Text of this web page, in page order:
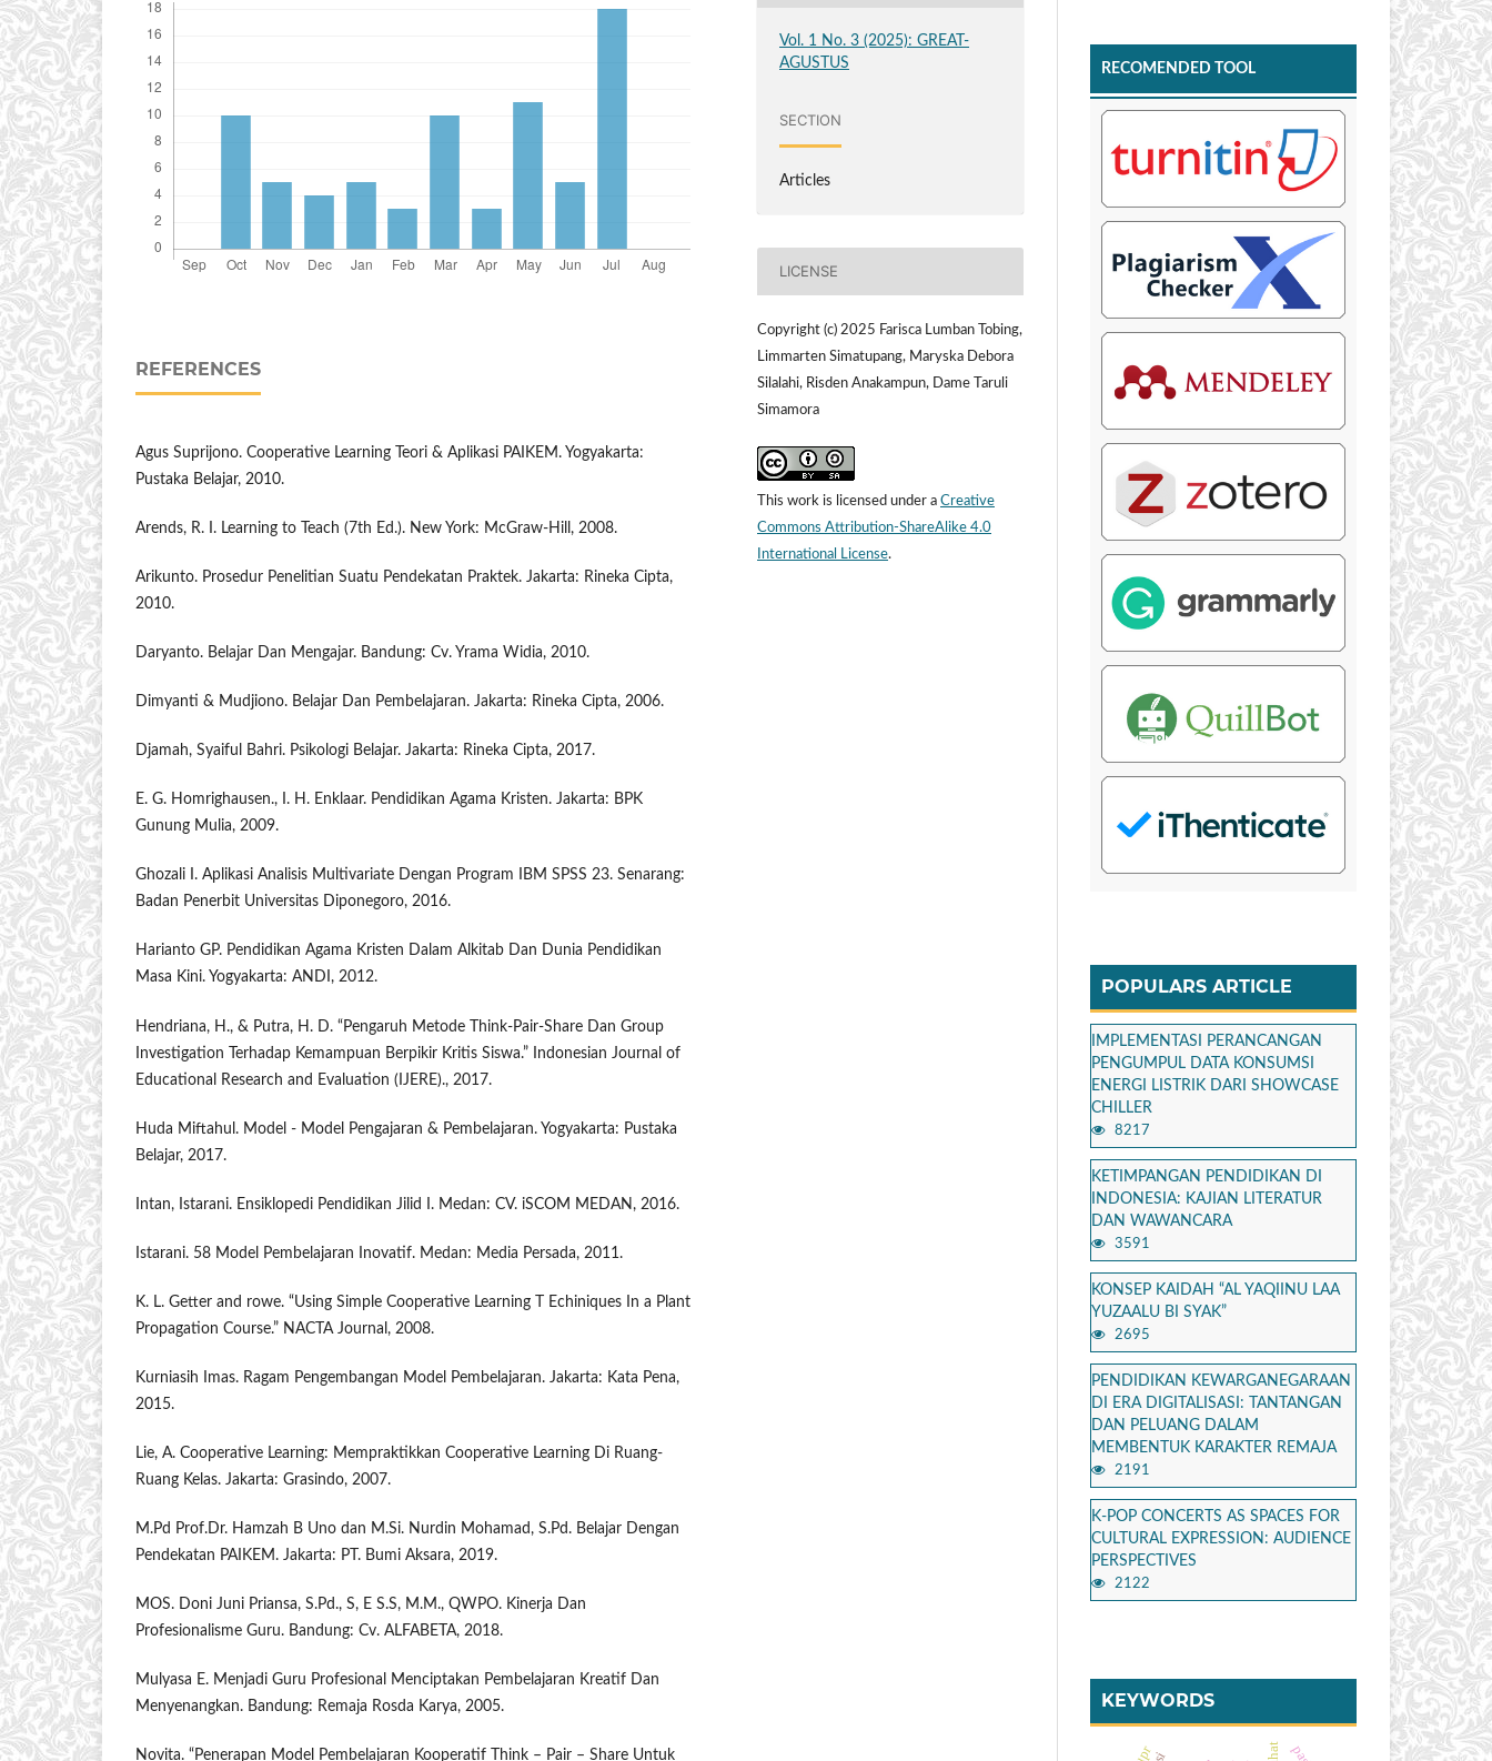
REFERENCES
Agus Suprijono. Cooperative Learning Teori & Aplikasi PAIKEM. Yogyakarta:
Pustaka Belajar, 2010.
Arends, R. I. Learning to Teach (7th Ed.). New York: McGraw-Hill, 2008.
Arikunto. Prosedur Penelitian Suatu Pendekatan Praktek. Jakarta: Rineka Cipta,
2010.
Daryanto. Belajar Dan Mengajar. Bandung: Cv. Yrama Widia, 2010.
Dimyanti & Mudjiono. Belajar Dan Pembelajaran. Jakarta: Rineka Cipta, 2006.
Djamah, Syaiful Bahri. Psikologi Belajar. Jakarta: Rineka Cipta, 2017.
E. G. Homrighausen., I. H. Enklaar. Pendidikan Agama Kristen. Jakarta: BPK
Gunung Mulia, 2009.
Ghozali I. Aplikasi Analisis Multivariate Dengan Program IBM SPSS 23. Senarang:
Badan Penerbit Universitas Diponegoro, 2016.
Harianto GP. Pendidikan Agama Kristen Dalam Alkitab Dan Dunia Pendidikan
Masa Kini. Yogyakarta: ANDI, 2012.
Hendriana, H., & Putra, H. D. “Pengaruh Metode Think-Pair-Share Dan Group
Investigation Terhadap Kemampuan Berpikir Kritis Siswa.” Indonesian Journal of
Educational Research and Evaluation (IJERE)., 2017.
Huda Miftahul. Model - Model Pengajaran & Pembelajaran. Yogyakarta: Pustaka
Belajar, 2017.
Intan, Istarani. Ensiklopedi Pendidikan Jilid I. Medan: CV. iSCOM MEDAN, 2016.
Istarani. 58 Model Pembelajaran Inovatif. Medan: Media Persada, 2011.
K. L. Getter and rowe. “Using Simple Cooperative Learning T Echiniques In a Plant
Propagation Course.” NACTA Journal, 2008.
Kurniasih Imas. Ragam Pengembangan Model Pembelajaran. Jakarta: Kata Pena,
2015.
Lie, A. Cooperative Learning: Mempraktikkan Cooperative Learning Di Ruang-
Ruang Kelas. Jakarta: Grasindo, 2007.
M.Pd Prof.Dr. Hamzah B Uno dan M.Si. Nurdin Mohamad, S.Pd. Belajar Dengan
Pendekatan PAIKEM. Jakarta: PT. Bumi Aksara, 2019.
MOS. Doni Juni Priansa, S.Pd., S, E S.S, M.M., QWPO. Kinerja Dan
Profesionalisme Guru. Bandung: Cv. ALFABETA, 2018.
Mulyasa E. Menjadi Guru Profesional Menciptakan Pembelajaran Kreatif Dan
Menyenangkan. Bandung: Remaja Rosda Karya, 2005.
Novita. “Penerapan Model Pembelajaran Kooperatif Think – Pair – Share Untuk
Vol. 1 No. 3 (2025): GREAT-
AGUSTUS
SECTION
Articles
LICENSE
Copyright (c) 2025 Farisca Lumban Tobing,
Limmarten Simatupang, Maryska Debora
Silalahi, Risden Anakampun, Dame Taruli
Simamora
This work is licensed under a Creative
Commons Attribution-ShareAlike 4.0
International License.
RECOMENDED TOOL
POPULARS ARTICLE
IMPLEMENTASI PERANCANGAN
PENGUMPUL DATA KONSUMSI
ENERGI LISTRIK DARI SHOWCASE
CHILLER
8217
KETIMPANGAN PENDIDIKAN DI
INDONESIA: KAJIAN LITERATUR
DAN WAWANCARA
3591
KONSEP KAIDAH “AL YAQIINU LAA
YUZAALU BI SYAK”
2695
PENDIDIKAN KEWARGANEGARAAN
DI ERA DIGITALISASI: TANTANGAN
DAN PELUANG DALAM
MEMBENTUK KARAKTER REMAJA
2191
K-POP CONCERTS AS SPACES FOR
CULTURAL EXPRESSION: AUDIENCE
PERSPECTIVES
2122
KEYWORDS